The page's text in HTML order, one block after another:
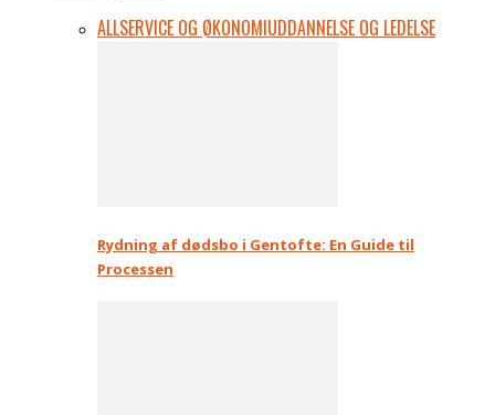
ALLSERVICE OG ØKONOMIUDDANNELSE OG LEDELSE
Rydning af dødsbo i Gentofte: En Guide til
Processen